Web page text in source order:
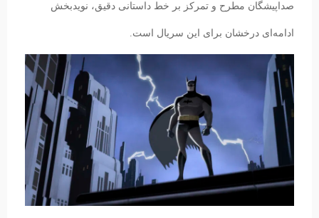
صداپیشگان مطرح و تمرکز بر خط داستانی دقیق، نویدبخش
ادامه‌ای درخشان برای این سریال است.